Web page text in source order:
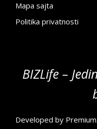
Mapa sajta
Politika privatnosti
BIZLife –
Developed by